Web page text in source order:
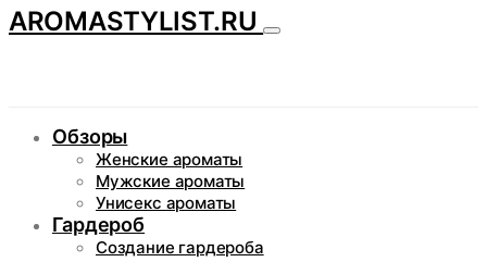
AROMASTYLIST.RU
Обзоры
Женские ароматы
Мужские ароматы
Унисекс ароматы
Гардероб
Создание гардероба